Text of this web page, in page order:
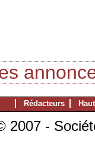
Rédacteurs
2007 -